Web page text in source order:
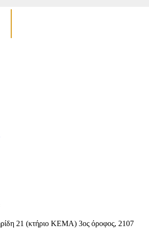
21 (κτήριο ΚΕΜΑ) 3ος όροφος, 2107